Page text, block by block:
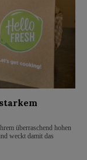
überraschend hohen
weckt damit das